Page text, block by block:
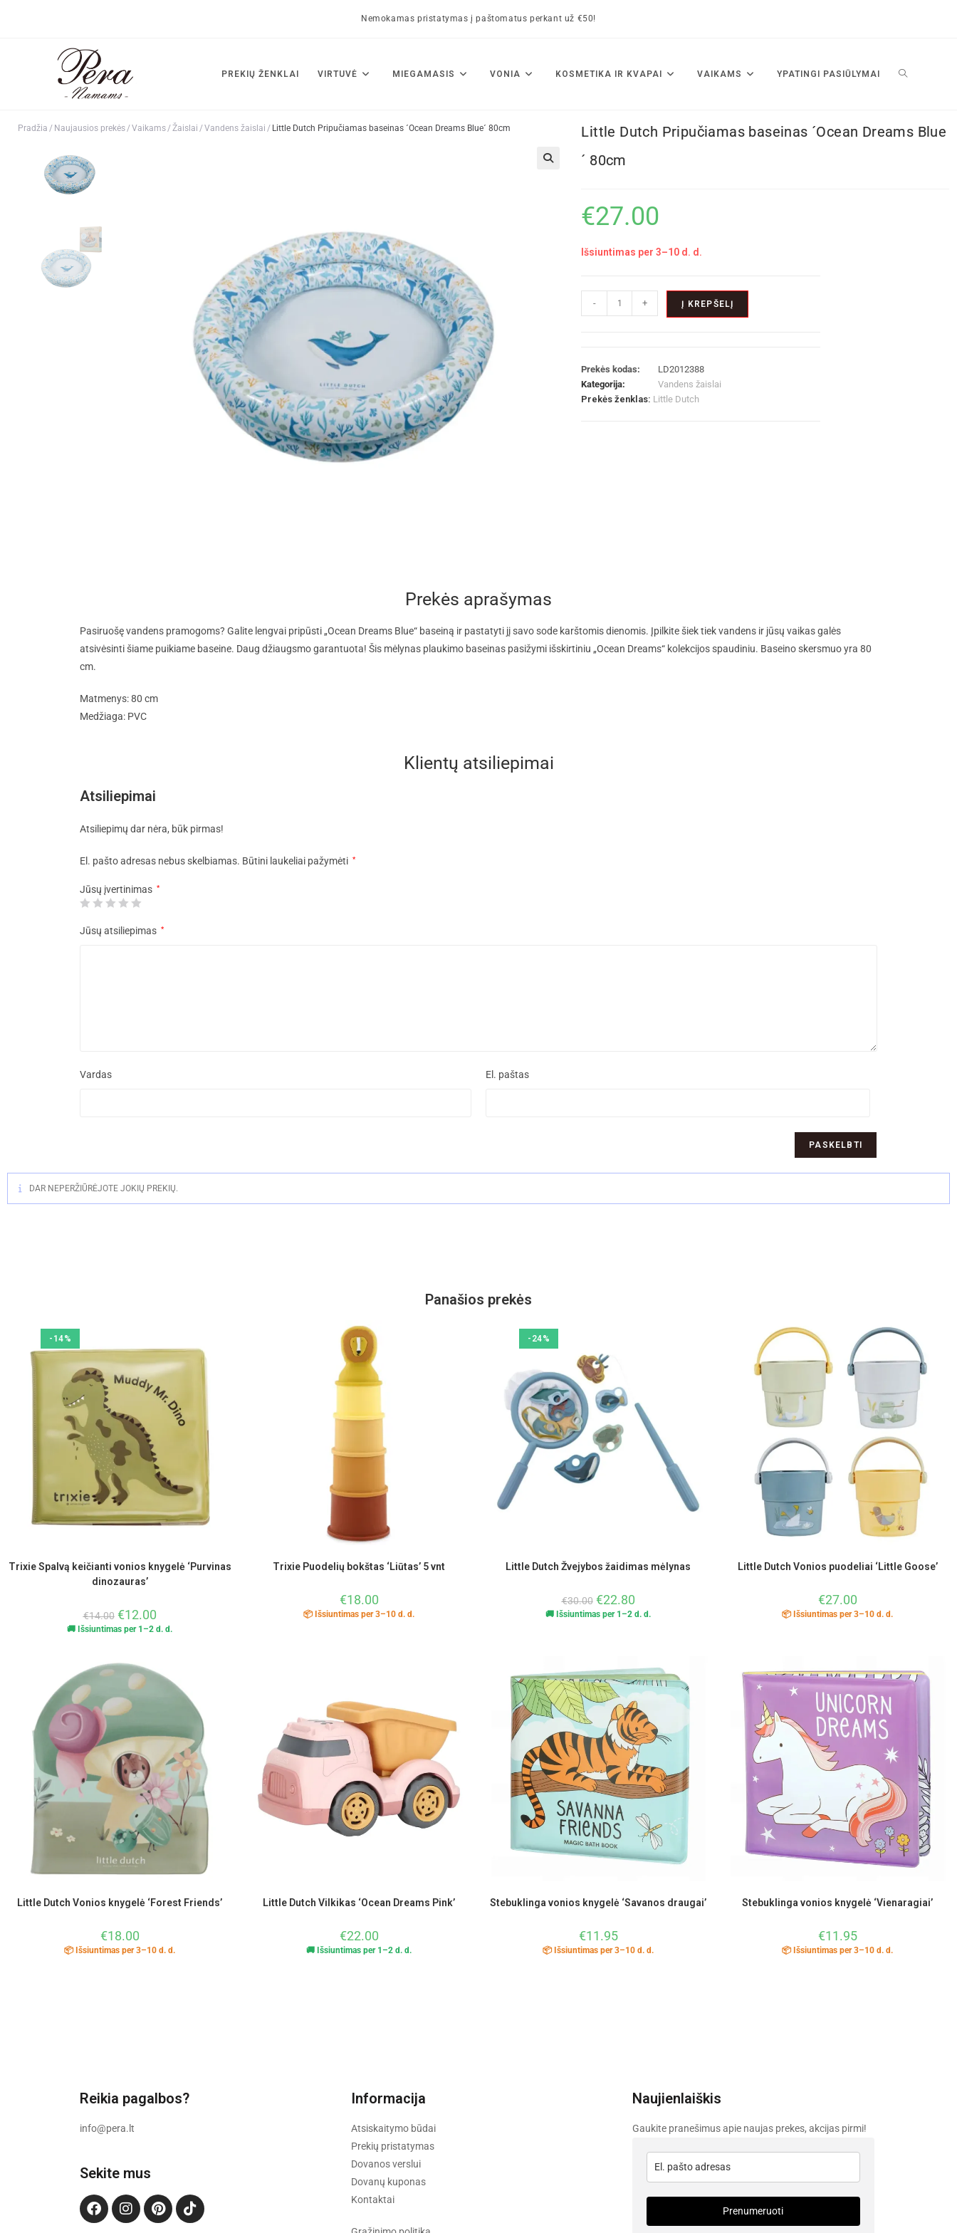
Nemokamas pristatymas į paštomatus perkant už €50!
PREKIŲ ŽENKLAI VIRTUVĖ MIEGAMASIS VONIA KOSMETIKA IR KVAPAI VAIKAMS YPATINGI PASIŪLYMAI
Pradžia / Naujausios prekės/Vaikams/Žaislai /Vandens žaislai / Little Dutch Pripučiamas baseinas ´Ocean Dreams Blue´ 80cm
Little Dutch Pripučiamas baseinas ´Ocean Dreams Blue
´ 80cm
€27.00
Išsiuntimas per 3–10 d. d.
- + Į KREPŠELĮ
Prekės kodas:
LD2012388
Kategorija:
Vandens žaislai
Prekės ženklas: Little Dutch
Prekės aprašymas
Pasiruošę vandens pramogoms? Galite lengvai pripūsti „Ocean Dreams Blue“ baseiną ir pastatyti jį savo sode karštomis dienomis. Įpilkite šiek tiek vandens ir jūsų vaikas galės
atsivėsinti šiame puikiame baseine. Daug džiaugsmo garantuota! Šis mėlynas plaukimo baseinas pasižymi išskirtiniu „Ocean Dreams“ kolekcijos spaudiniu. Baseino skersmuo yra 80
cm.
Matmenys: 80 cm
Medžiaga: PVC
Klientų atsiliepimai
Atsiliepimai
Atsiliepimų dar nėra, būk pirmas!
El. pašto adresas nebus skelbiamas. Būtini laukeliai pažymėti *
Jūsų įvertinimas *
Jūsų atsiliepimas *
Vardas El. paštas
DAR NEPERŽIŪRĖJOTE JOKIŲ PREKIŲ.
Panašios prekės
-14%
Trixie Spalvą keičianti vonios knygelė ‘Purvinas
dinozauras’
€14.00 €12.00
🚚 Išsiuntimas per 1–2 d. d.
Trixie Puodelių bokštas ‘Liūtas’ 5 vnt
€18.00
📦 Išsiuntimas per 3–10 d. d.
-24%
Little Dutch Žvejybos žaidimas mėlynas
€30.00 €22.80
🚚 Išsiuntimas per 1–2 d. d.
Little Dutch Vonios puodeliai ‘Little Goose’
€27.00
📦 Išsiuntimas per 3–10 d. d.
Little Dutch Vonios knygelė ‘Forest Friends’
€18.00
📦 Išsiuntimas per 3–10 d. d.
Little Dutch Vilkikas ‘Ocean Dreams Pink’
€22.00
🚚 Išsiuntimas per 1–2 d. d.
Stebuklinga vonios knygelė ‘Savanos draugai’
€11.95
📦 Išsiuntimas per 3–10 d. d.
Stebuklinga vonios knygelė ‘Vienaragiai’
€11.95
📦 Išsiuntimas per 3–10 d. d.
Reikia pagalbos?
info@pera.lt
Sekite mus
Informacija
Atsiskaitymo būdai
Prekių pristatymas
Dovanos verslui
Dovanų kuponas
Kontaktai
Naujienlaiškis
Gaukite pranešimus apie naujas prekes, akcijas pirmi!
Prenumeruoti